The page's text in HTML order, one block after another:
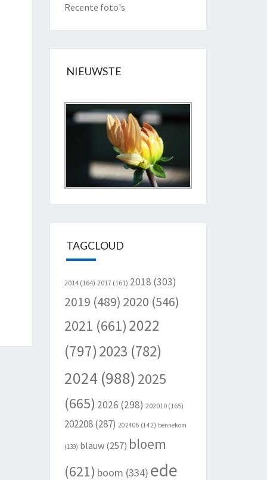
Recente foto's
NIEUWSTE
TAGCLOUD
2014(164) 2017(161) 2018 (303)
2019 (489) 2020 (546)
2021 (661) 2022
(797)2023 (782)
2024 (988) 2025
(665) 2026 (298) 202010(165)
202208(287) 202406 (142) bennekom
(139) blauw(257) bloem
(621) boom (334) ede